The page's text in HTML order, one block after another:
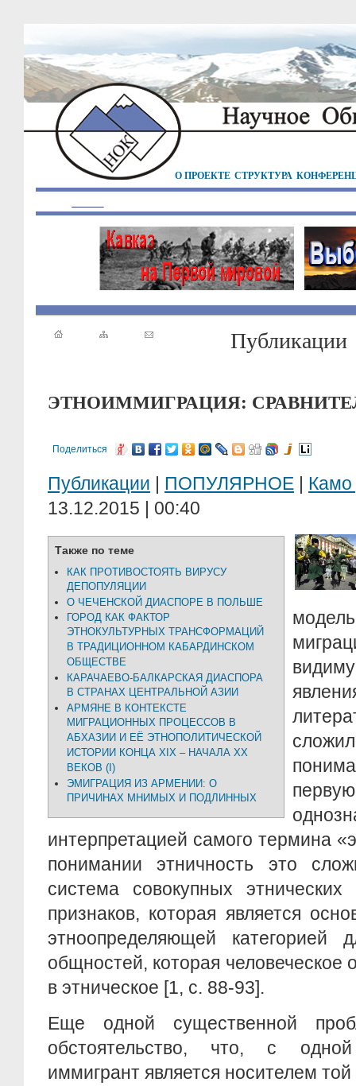
О ПРОЕКТЕ СТРУКТУРА
Публикации
ЭТНОИММИГРАЦИЯ:
Поделиться
Публикации | ПОПУЛЯРНОЕ |
13.12.2015 | 00:40
Также по теме
КАК ПРОТИВОСТОЯТЬ ВИРУСУ
ДЕПОПУЛЯЦИИ
О ЧЕЧЕНСКОЙ ДИАСПОРЕ В ПОЛЬШЕ
ГОРОД КАК ФАКТОР
ЭТНОКУЛЬТУРНЫХ ТРАНСФОРМАЦИЙ
В ТРАДИЦИОННОМ КАБАРДИНСКОМ
ОБЩЕСТВЕ
КАРАЧАЕВО-БАЛКАРСКАЯ ДИАСПОРА
В СТРАНАХ ЦЕНТРАЛЬНОЙ АЗИИ
АРМЯНЕ В КОНТЕКСТЕ
МИГРАЦИОННЫХ ПРОЦЕССОВ В
АБХАЗИИ И ЕЁ ЭТНОПОЛИТИЧЕСКОЙ
ИСТОРИИ КОНЦА XIX – НАЧАЛА ХХ
ВЕКОВ (I)
ЭМИГРАЦИЯ ИЗ АРМЕНИИ: О
ПРИЧИНАХ МНИМЫХ И ПОДЛИННЫХ
интерпретацией самого термина
понимании этничность это
система совокупных этнических
признаков, которая является
этноопределяющей категорией
общностей, которая человеческое
в этническое [1, c. 88-93].
Еще одной существенной
обстоятельство, что, с
иммигрант является носителем